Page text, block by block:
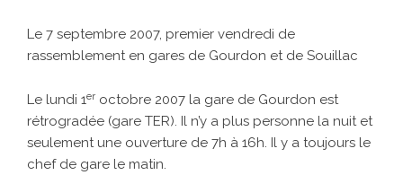
Le 7 septembre 2007, premier vendredi de
rassemblement en gares de Gourdon et de Souillac
Le lundi 1er octobre 2007 la gare de Gourdon est
rétrogradée (gare TER). Il n’y a plus personne la nuit et
seulement une ouverture de 7h à 16h. Il y a toujours le
chef de gare le matin.